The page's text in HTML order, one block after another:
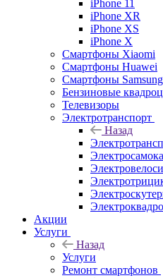
iPhone 11
iPhone XR
iPhone XS
iPhone X
Смартфоны Xiaomi
Смартфоны Huawei
Смартфоны Samsung
Бензиновые
Телевизоры
Электротранспорт
Назад
Акции
Услуги
Назад
Услуги
Ремонт смартфонов